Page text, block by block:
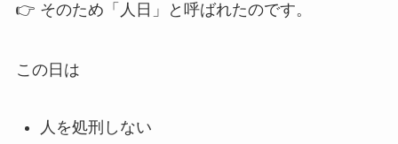
👉 そのため「人日」と呼ばれたのです。
この日は
人を処刑しない